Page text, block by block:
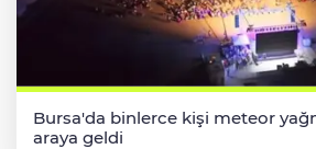
Bursa'da binlerce kişi meteor
araya geldi